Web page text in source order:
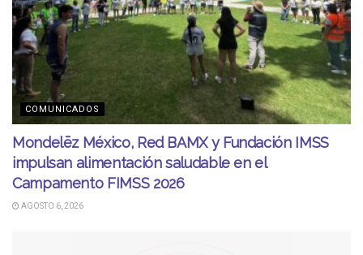
COMUNICADOS
Mondelēz México, Red BAMX y Fundación IMSS
impulsan alimentación saludable en el
Campamento FIMSS 2026
AGOSTO 6, 2026